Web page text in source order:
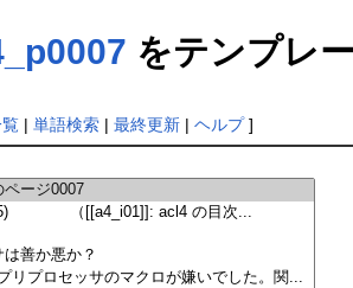
をテンプレ
| 単語検索| 最終更新| ヘルプ]